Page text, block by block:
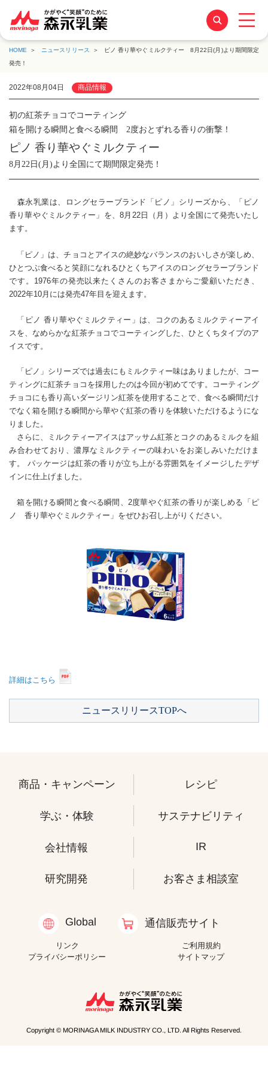
HOME ニュースリリース
ピノ 香り華やぐミルクティー 8月22日(月)より期間限定
発売！
2022年08月04日 商品情報
初の紅茶チョコでコーティング
箱を開ける瞬間と食べる瞬間 2度おとずれる香りの衝撃！
ピノ 香り華やぐミルクティー
8月22日(月)より全国にて期間限定発売！
森永乳業は、ロングセラーブランド「ピノ」シリーズから、「ピノ
香り華やぐミルクティー」を、8月22日（月）より全国にて発売いたし
ます。
「ピノ」は、チョコとアイスの絶妙なバランスのおいしさが楽しめ、
ひとつぶ食べると笑顔になれるひとくちアイスのロングセラーブランド
です。1976年の発売以来たくさんのお客さまからご愛顧いただき、
2022年10月には発売47年目を迎えます。
「ピノ 香り華やぐミルクティー」は、コクのあるミルクティーアイ
スを、なめらかな紅茶チョコでコーティングした、ひとくちタイプのア
イスです。
「ピノ」シリーズでは過去にもミルクティー味はありましたが、コー
ティングに紅茶チョコを採用したのは今回が初めてです。コーティング
チョコにも香り高いダージリン紅茶を使用することで、食べる瞬間だけ
でなく箱を開ける瞬間から華やぐ紅茶の香りを体験いただけるようにな
りました。
さらに、ミルクティーアイスはアッサム紅茶とコクのあるミルクを組
み合わせており、濃厚なミルクティーの味わいをお楽しみいただけま
す。 パッケージは紅茶の香りが立ち上がる雰囲気をイメージしたデザ
インに仕上げました。
箱を開ける瞬間と食べる瞬間、2度華やぐ紅茶の香りが楽しめる「ピ
ノ 香り華やぐミルクティー」をぜひお召し上がりください。
詳細はこちら
ニュースリリースTOPへ
商品・キャンペーン レシピ
学ぶ・体験 サステナビリティ
会社情報 IR
研究開発 お客さま相談室
Global 通信販売サイト
リンク
ご利用規約
プライバシーポリシー
サイトマップ
Copyright © MORINAGA MILK INDUSTRY CO., LTD. All Rights Reserved.